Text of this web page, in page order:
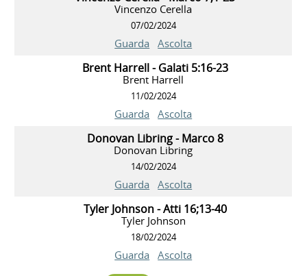
Vincenzo Cerella
07/02/2024
Guarda Ascolta
Brent Harrell - Galati 5:16-23
Brent Harrell
11/02/2024
Guarda Ascolta
Donovan Libring - Marco 8
Donovan Libring
14/02/2024
Guarda Ascolta
Tyler Johnson - Atti 16;13-40
Tyler Johnson
18/02/2024
Guarda Ascolta